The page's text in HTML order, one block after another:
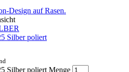
Silber poliert
Silber poliert Menge